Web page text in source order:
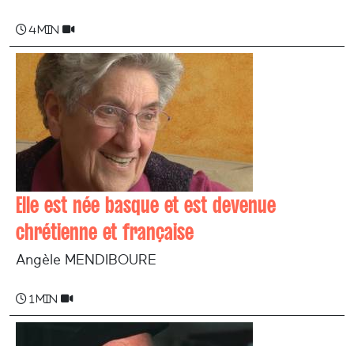
4 min
Elle est née basque et est devenue
chrétienne et française
Angèle MENDIBOURE
1 min